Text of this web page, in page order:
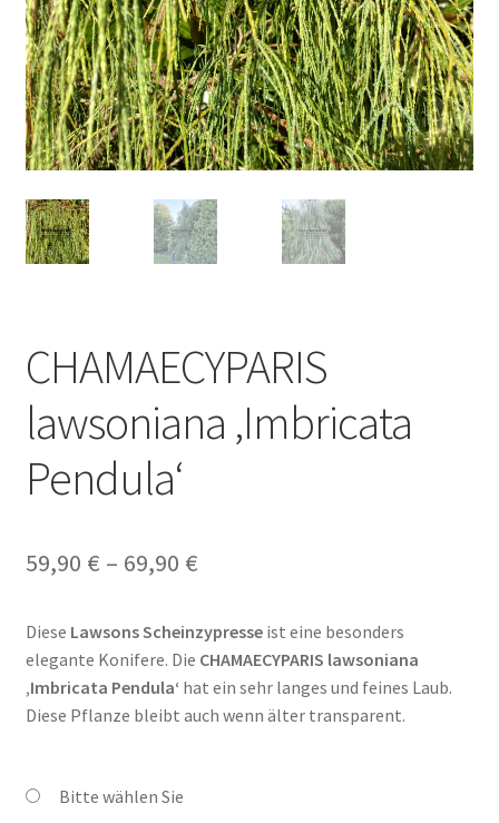
CHAMAECYPARIS
lawsoniana ‚Imbricata
Pendula‘
59,90 € – 69,90 €Preisspanne:
bis
69,90 €
Diese Lawsons Scheinzypresseist eine besonders
elegante Konifere. Die CHAMAECYPARIS lawsoniana
‚Imbricata Pendula‘ hat ein sehr langes und feines Laub.
Diese Pflanze bleibt auch wenn älter transparent.
Bitte wählen Sie